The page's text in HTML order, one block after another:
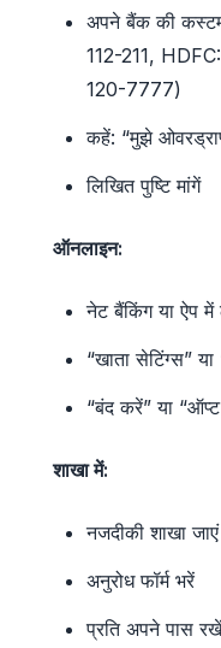
अपने बैंक की
112-211,
120-7777)
कहें: “मुझे
लिखित पुष्टि मांगें
ऑनलाइन:
नेट बैंकिंग या ऐप
“खाता सेटिंग्स”
“बंद करें” या
शाखा में:
नजदीकी शाखा जाएं
अनुरोध फॉर्म भरें
प्रति अपने पास रखें